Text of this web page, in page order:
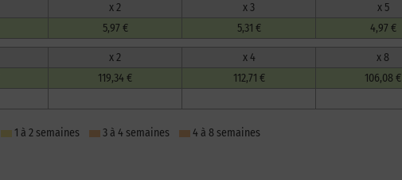
x 2 x 3 x 5
5,97 € 5,31 € 4,97 €
x 2 x 4 x 8
119,34 € 112,71 € 106,08 €
1 à 2 semaines 3 à 4 semaines 4 à 8 semaines